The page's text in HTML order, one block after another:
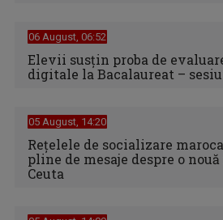
06 August, 06:52
Elevii susțin proba de
digitale la Bacalaureat –
05 August, 14:20
Reţelele de socializare
pline de mesaje despre o
Ceuta